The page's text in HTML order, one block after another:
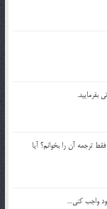
بفرماييد.
ترجمه آن را بخوانم؟ آيا
واجب كني…